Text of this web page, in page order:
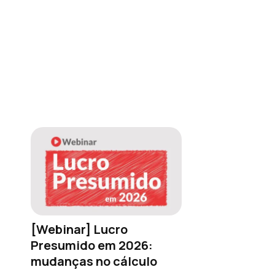
[Webinar] Lucro
Presumido em 2026:
mudanças no cálculo